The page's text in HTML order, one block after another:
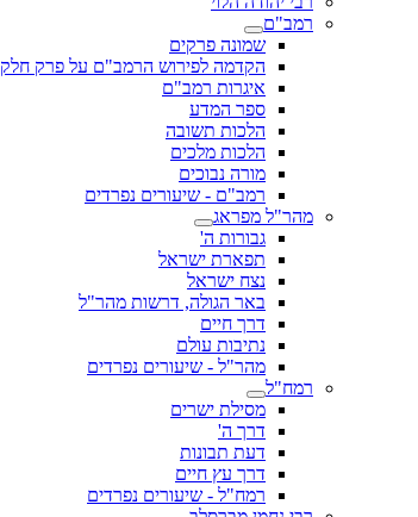
רמב"ם
שמונה פרקים
הקדמה לפירוש הרמב"ם על פרק חלק
איגרות רמב"ם
ספר המדע
הלכות תשובה
הלכות מלכים
מורה נבוכים
רמב"ם - שיעורים נפרדים
מהר"ל מפראג
גבורות ה'
תפארת ישראל
נצח ישראל
באר הגולה, דרשות מהר"ל
דרך חיים
נתיבות עולם
מהר"ל - שיעורים נפרדים
רמח"ל
מסילת ישרים
דרך ה'
דעת תבונות
דרך עץ חיים
רמח"ל - שיעורים נפרדים